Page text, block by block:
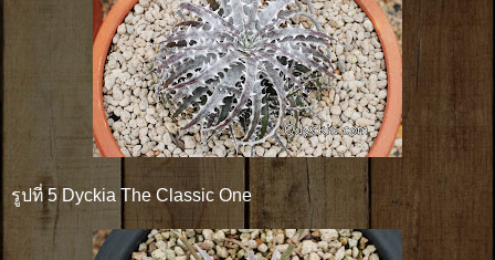
รูปที่ 5 Dyckia The Classic One